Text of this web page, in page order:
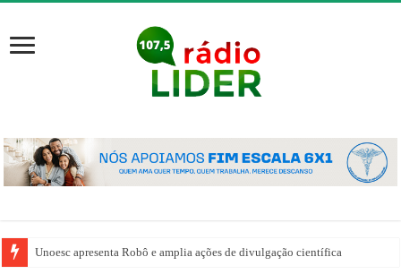
Unoesc apresenta Robô e amplia ações de divulgação científica